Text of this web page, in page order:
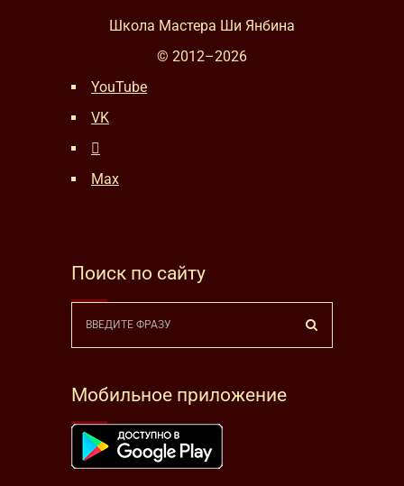
Школа Мастера Ши Янбина
© 2012–2026
YouTube
VK
Max
Поиск по сайту
Мобильное приложение